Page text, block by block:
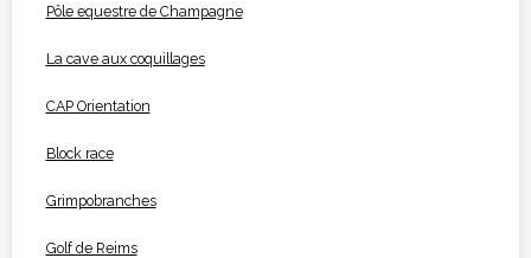
Pôle equestre de Champagne
La cave aux coquillages
CAP Orientation
Block race
Grimpobranches
Golf de Reims